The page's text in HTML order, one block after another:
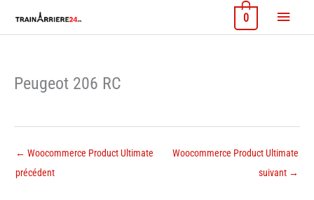
contenu
Menu
0
Peugeot 206 RC
← Woocommerce Product Ultimate
précédent
Woocommerce Product Ultimate
suivant →